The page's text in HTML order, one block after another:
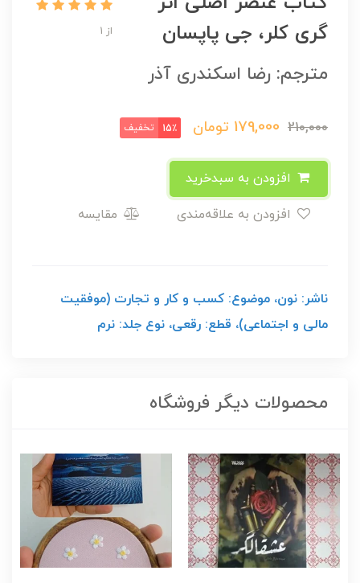
گری کلر، جی پاپسان
از 1
مترجم: رضا اسکندری آذر
210,000
179,000 تومان 15٪ تخفیف
مقایسه
ناشر: نون، موضوع: کسب و کار و تجارت (موفقیت
مالی و اجتماعی)، قطع: رقعی، نوع جلد: نرم
محصولات دیگر فروشگاه